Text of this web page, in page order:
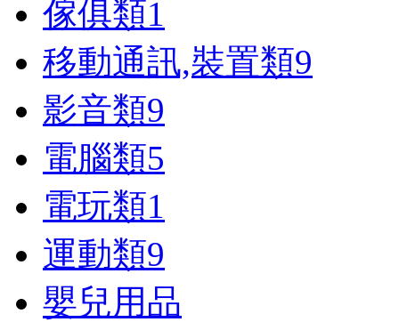
傢俱類1
移動通訊,裝置類9
影音類9
電腦類5
電玩類1
運動類9
嬰兒用品